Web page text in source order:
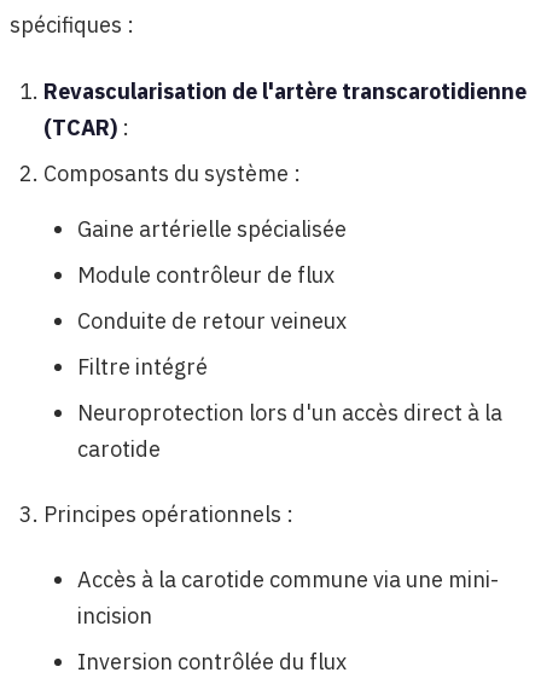
spécifiques :
Revascularisation de l'artère transcarotidienne
(TCAR) :
Composants du système :
Gaine artérielle spécialisée
Module contrôleur de flux
Conduite de retour veineux
Filtre intégré
Neuroprotection lors d'un accès direct à la
carotide
Principes opérationnels :
Accès à la carotide commune via une mini-
incision
Inversion contrôlée du flux